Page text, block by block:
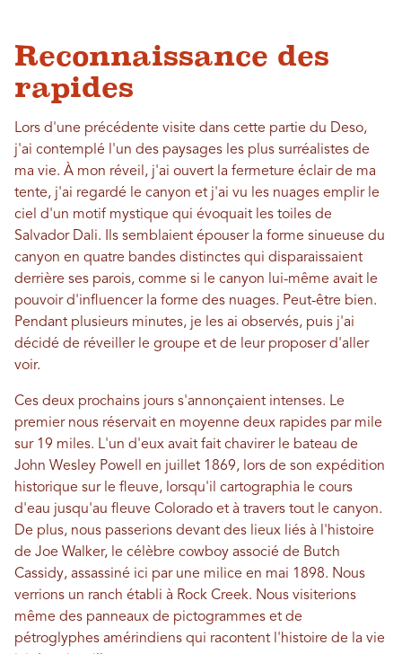
Reconnaissance des
rapides
Lors d'une précédente visite dans cette partie du Deso,
j'ai contemplé l'un des paysages les plus surréalistes de
ma vie. À mon réveil, j'ai ouvert la fermeture éclair de ma
tente, j'ai regardé le canyon et j'ai vu les nuages ​​emplir le
ciel d'un motif mystique qui évoquait les toiles de
Salvador Dali. Ils semblaient épouser la forme sinueuse du
canyon en quatre bandes distinctes qui disparaissaient
derrière ses parois, comme si le canyon lui-même avait le
pouvoir d'influencer la forme des nuages. Peut-être bien.
Pendant plusieurs minutes, je les ai observés, puis j'ai
décidé de réveiller le groupe et de leur proposer d'aller
voir.
Ces deux prochains jours s'annonçaient intenses. Le
premier nous réservait en moyenne deux rapides par mile
sur 19 miles. L'un d'eux avait fait chavirer le bateau de
John Wesley Powell en juillet 1869, lors de son expédition
historique sur le fleuve, lorsqu'il cartographia le cours
d'eau jusqu'au fleuve Colorado et à travers tout le canyon.
De plus, nous passerions devant des lieux liés à l'histoire
de Joe Walker, le célèbre cowboy associé de Butch
Cassidy, assassiné ici par une milice en mai 1898. Nous
verrions un ranch établi à Rock Creek. Nous visiterions
même des panneaux de pictogrammes et de
pétroglyphes amérindiens qui racontent l'histoire de la vie